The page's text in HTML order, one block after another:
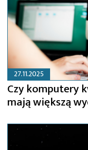
27.11.2025
Czy komputery
mają większą